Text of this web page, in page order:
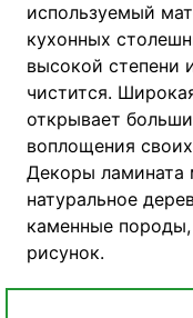
используемый
кухонных
высокой степени
чистится.
открывает
воплощения
Декоры ламината
натуральное
каменные
рисунок.